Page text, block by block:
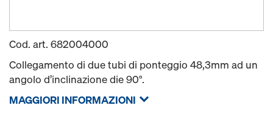
Cod. art. 682004000
Collegamento di due tubi di ponteggio 48,3mm ad un
angolo d’inclinazione die 90°.
MAGGIORI INFORMAZIONI